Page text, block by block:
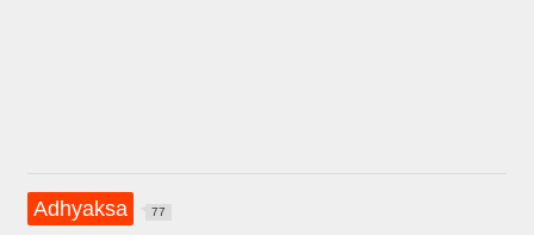
Adhyaksa 77